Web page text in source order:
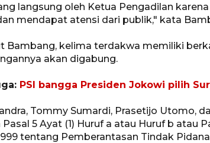
langsung oleh Ketua Pengadilan
mendapat atensi dari publik," kata
Bambang, kelima terdakwa memiliki
akan digabung.
PSI bangga Presiden Jokowi pilih
Tommy Sumardi, Prasetijo Utomo,
5 Ayat (1) Huruf a atau Huruf b atau
tentang Pemberantasan Tindak